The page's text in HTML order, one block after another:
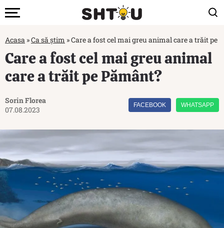
Acasa »Ca să știm »Care a fost cel mai greu animal care a trăit pe
Care a fost cel mai greu animal
care a trăit pe Pământ?
Sorin Florea
07.08.2023
FACEBOOK WHATSAPP